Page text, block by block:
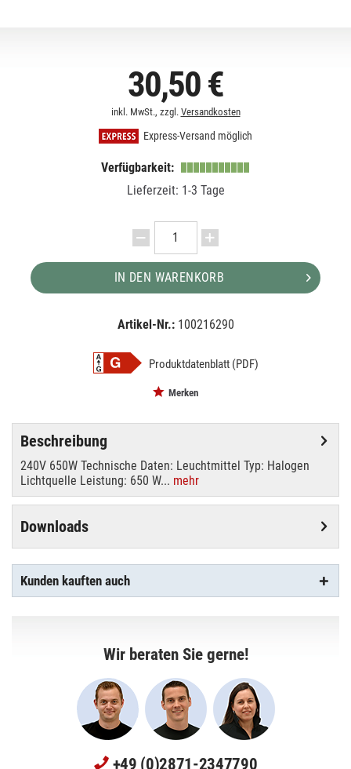
30,50 €
inkl. MwSt., zzgl. Versandkosten
Express-Versand möglich
Verfügbarkeit:
Lieferzeit: 1-3 Tage
IN DEN WARENKORB
Artikel-Nr.: 100216290
Produktdatenblatt (PDF)
Merken
Beschreibung
240V 650W Technische Daten: Leuchtmittel Typ: Halogen
Lichtquelle Leistung: 650 W... mehr
Downloads
Kunden kauften auch
Wir beraten Sie gerne!
+49 (0)2871-2347790